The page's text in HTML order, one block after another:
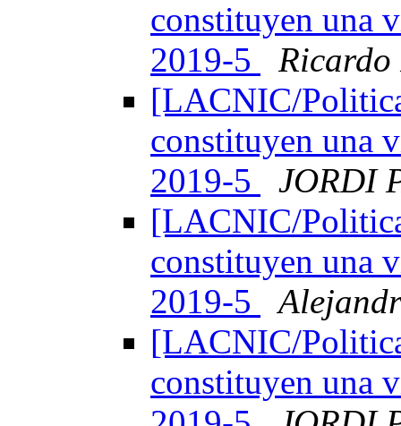
constituyen una
2019-5
[LACNIC/
constituyen una
2019-5
JORDI
[LACNIC/
constituyen una
2019-5
[LACNIC/
constituyen una